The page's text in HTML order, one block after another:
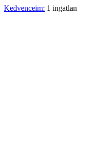
Kedvenceim: 1 ingatlan